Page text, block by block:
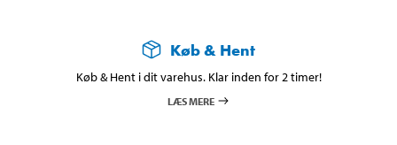
Køb & Hent
Køb & Hent i dit varehus. Klar inden for 2 timer!
LÆS MERE